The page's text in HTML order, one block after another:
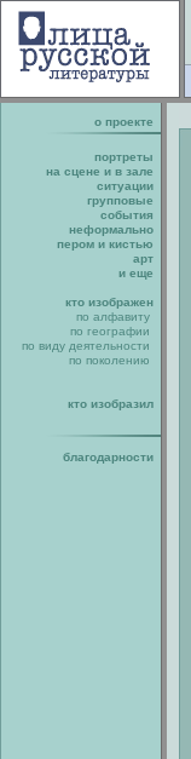
о проекте
портреты
на сцене и в зале
ситуации
групповые
события
неформально
пером и кистью
арт
и еще
кто изображен
по алфавиту
по географии
по виду деятельности
по поколению
кто изобразил
благодарности